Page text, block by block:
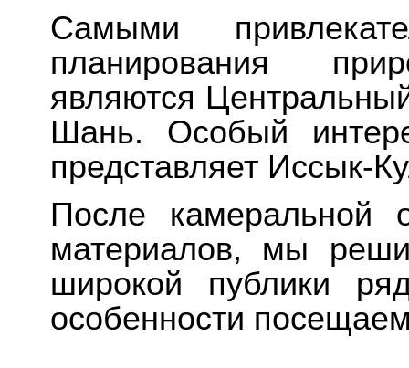
Самыми
планирования
являются
Шань. Особый
представляет Иссык-
После камеральной
материалов, мы
широкой публики
особенности